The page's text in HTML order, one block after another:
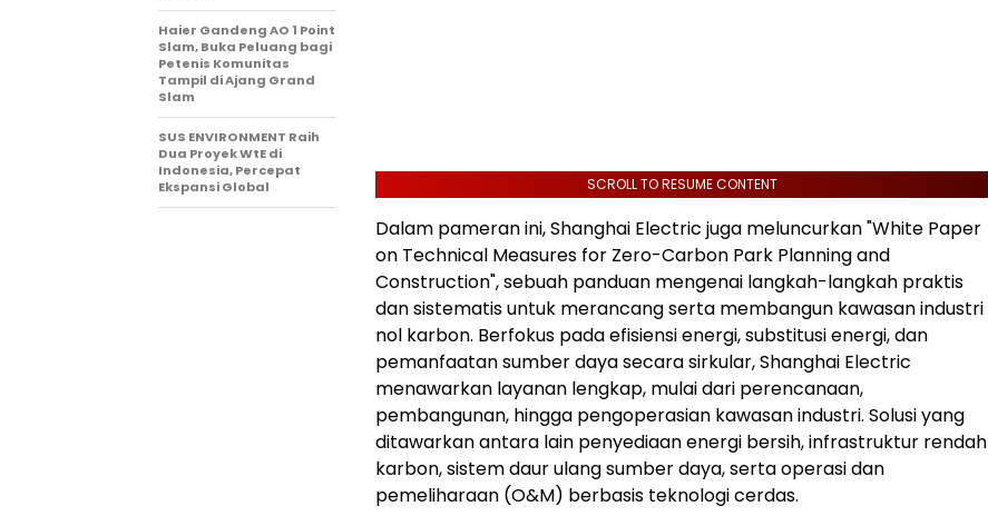
SCROLL TO RESUME CONTENT
Dalam pameran ini, Shanghai Electric juga meluncurkan "White Paper
on Technical Measures for Zero-Carbon Park Planning and
Construction", sebuah panduan mengenai langkah-langkah praktis
dan sistematis untuk merancang serta membangun kawasan industri
nol karbon. Berfokus pada efisiensi energi, substitusi energi, dan
pemanfaatan sumber daya secara sirkular, Shanghai Electric
menawarkan layanan lengkap, mulai dari perencanaan,
pembangunan, hingga pengoperasian kawasan industri. Solusi yang
ditawarkan antara lain penyediaan energi bersih, infrastruktur rendah
karbon, sistem daur ulang sumber daya, serta operasi dan
pemeliharaan (O&M) berbasis teknologi cerdas.
Haier Gandeng AO 1 Point
Slam, Buka Peluang bagi
Petenis Komunitas
Tampil di Ajang Grand
Slam
SUS ENVIRONMENT Raih
Dua Proyek WtE di
Indonesia, Percepat
Ekspansi Global